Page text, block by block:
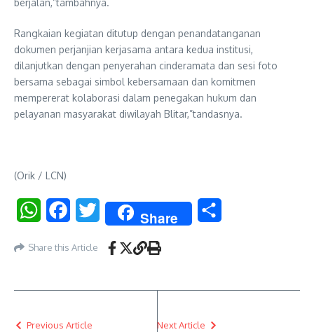
Rangkaian kegiatan ditutup dengan penandatanganan
dokumen perjanjian kerjasama antara kedua institusi,
dilanjutkan dengan penyerahan cinderamata dan sesi foto
bersama sebagai simbol kebersamaan dan komitmen
mempererat kolaborasi dalam penegakan hukum dan
pelayanan masyarakat diwilayah Blitar,”tandasnya.
(Orik / LCN)
WhatsAppFacebookTwitter Share
Share this Article
Previous Article Next Article